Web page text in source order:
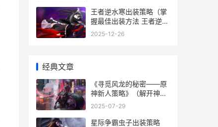
王者逆水寒出装策略（掌
握最佳出装方法 王者逆水
寒出装铭文
2025-12-26
经典文章
《寻觅风龙的秘密——原
神新人策略》（解开神奇
风之力 寻龙秘境解说
2025-07-29
星际争霸虫子出装策略